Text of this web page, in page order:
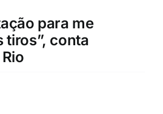
para me
tiros”, conta